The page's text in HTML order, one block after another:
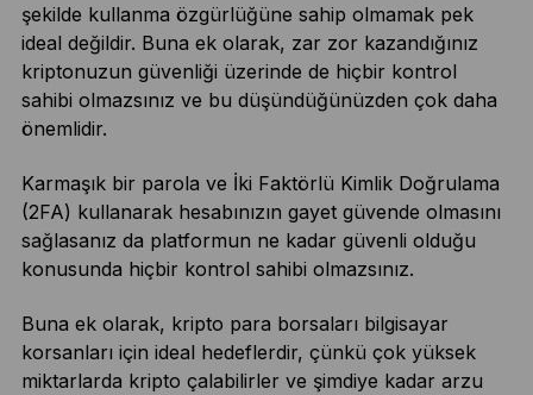
şekilde kullanma özgürlüğüne sahip olmamak pek
ideal değildir. Buna ek olarak, zar zor kazandığınız
kriptonuzun güvenliği üzerinde de hiçbir kontrol
sahibi olmazsınız ve bu düşündüğünüzden çok daha
önemlidir.
Karmaşık bir parola ve İki Faktörlü Kimlik Doğrulama
(2FA) kullanarak hesabınızın gayet güvende olmasını
sağlasanız da platformun ne kadar güvenli olduğu
konusunda hiçbir kontrol sahibi olmazsınız.
Buna ek olarak, kripto para borsaları bilgisayar
korsanları için ideal hedeflerdir, çünkü çok yüksek
miktarlarda kripto çalabilirler ve şimdiye kadar arzu